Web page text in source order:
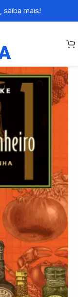
saiba mais!